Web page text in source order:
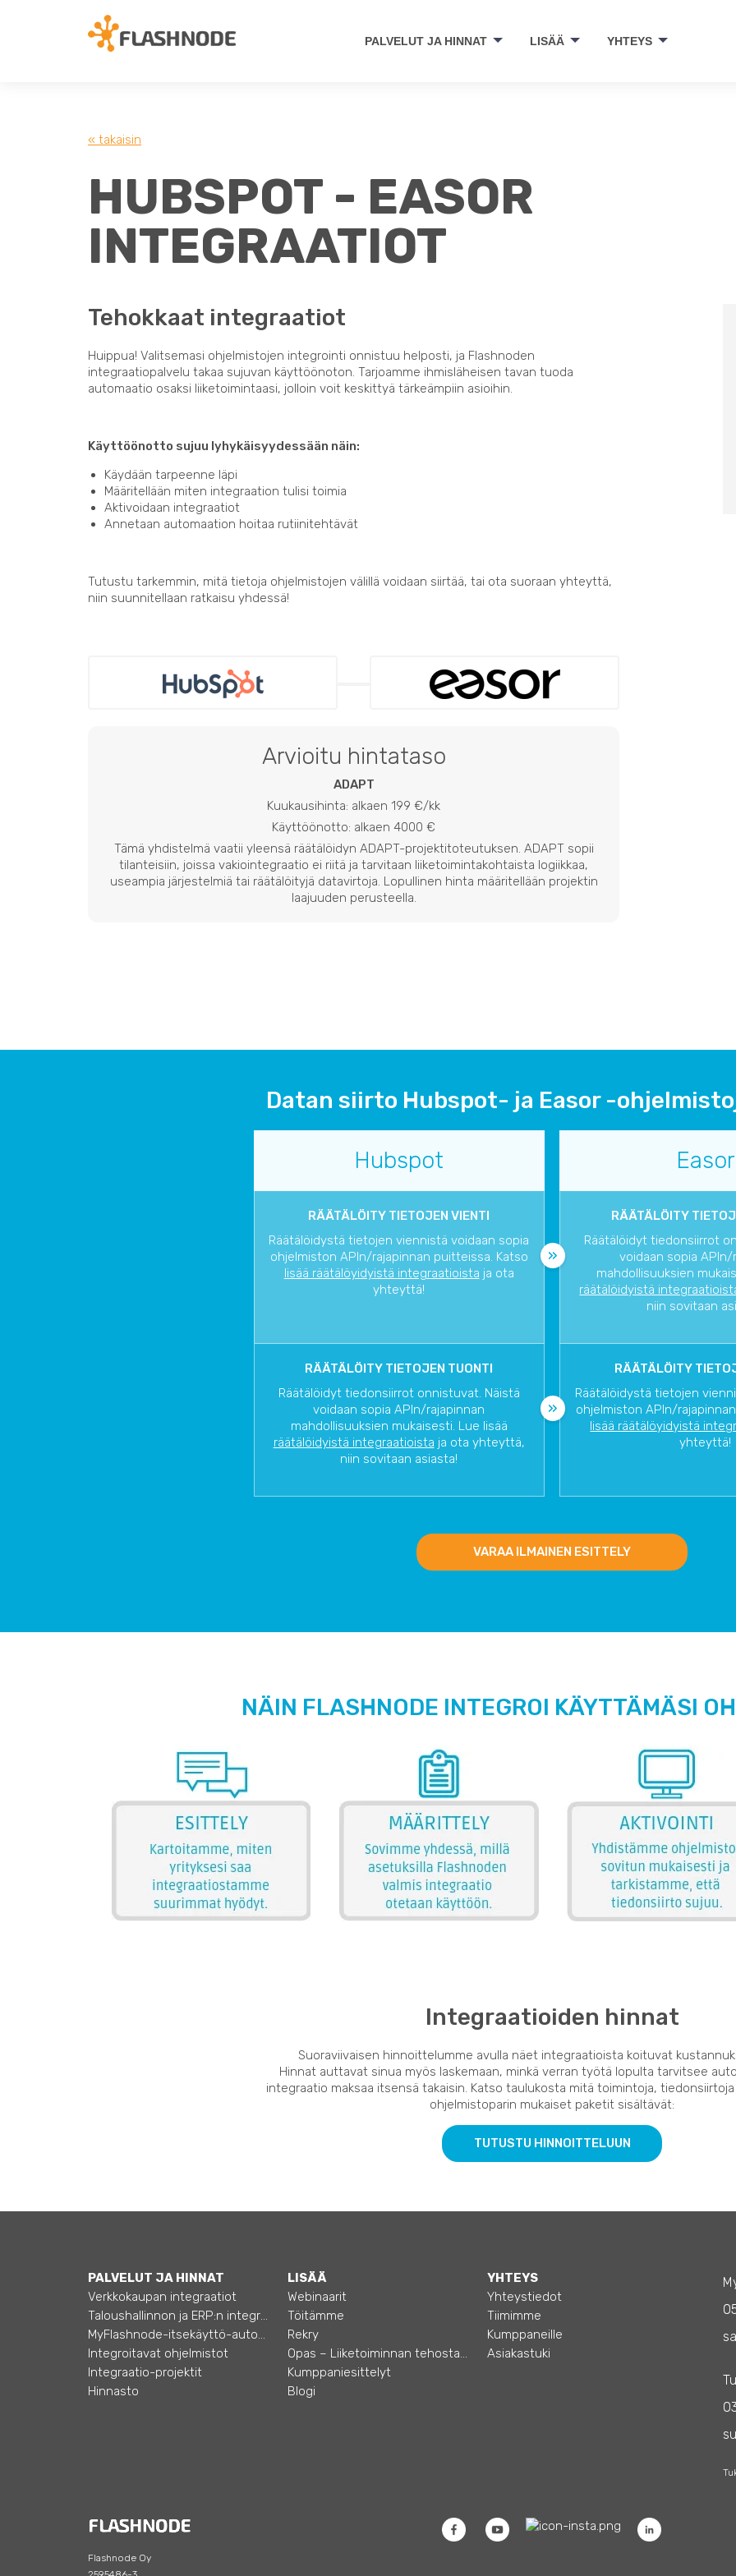
PALVELUT JA HINNAT LISÄÄ YHTEYS
« takaisin
HUBSPOT - EASOR
INTEGRAATIOT
Tehokkaat integraatiot
Huippua! Valitsemasi ohjelmistojen integrointi onnistuu helposti, ja Flashnoden
integraatiopalvelu takaa sujuvan käyttöönoton. Tarjoamme ihmisläheisen tavan tuoda
automaatio osaksi liiketoimintaasi, jolloin voit keskittyä tärkeämpiin asioihin.
Käyttöönotto sujuu lyhykäisyydessään näin:
Käydään tarpeenne läpi
Määritellään miten integraation tulisi toimia
Aktivoidaan integraatiot
Annetaan automaation hoitaa rutiinitehtävät
Tutustu tarkemmin, mitä tietoja ohjelmistojen välillä voidaan siirtää, tai ota suoraan yhteyttä,
niin suunnitellaan ratkaisu yhdessä!
Arvioitu hintataso
ADAPT
Kuukausihinta: alkaen 199 €/kk
Käyttöönotto: alkaen 4000 €
Tämä yhdistelmä vaatii yleensä räätälöidyn ADAPT-projektitoteutuksen. ADAPT sopii
tilanteisiin, joissa vakiointegraatio ei riitä ja tarvitaan liiketoimintakohtaista logiikkaa,
useampia järjestelmiä tai räätälöityjä datavirtoja. Lopullinen hinta määritellään projektin
laajuuden perusteella.
Datan siirto Hubspot- ja Easor -
Hubspot Easor
RÄÄTÄLÖITY TIETOJEN VIENTI
Räätälöidystä tietojen viennistä voidaan sopia
ohjelmiston APIn/rajapinnan puitteissa. Katso
lisää räätälöyidyistä integraatioista ja ota
yhteyttä!
RÄÄTÄLÖITY
Räätälöidyt tiedonsiirrot
voidaan sopia APIn/
mahdollisuuksien
räätälöidyistä
niin sovitaan
RÄÄTÄLÖITY TIETOJEN TUONTI
Räätälöidyt tiedonsiirrot onnistuvat. Näistä
voidaan sopia APIn/rajapinnan
mahdollisuuksien mukaisesti. Lue lisää
räätälöidyistä integraatioista ja ota yhteyttä,
niin sovitaan asiasta!
RÄÄTÄLÖITY
Räätälöidystä tietojen
ohjelmiston APIn/
lisää räätälöyidyistä
yhteyttä!
VARAA ILMAINEN ESITTELY
NÄIN FLASHNODE INTEGROI KÄYTTÄMÄSI
Integraatioiden hinnat
Suoraviivaisen hinnoittelumme avulla näet integraatioista koituvat
Hinnat auttavat sinua myös laskemaan, minkä verran työtä lopulta tarvitsee
integraatio maksaa itsensä takaisin. Katso taulukosta mitä toimintoja,
ohjelmistoparin mukaiset paketit sisältävät:
TUTUSTU HINNOITTELUUN
PALVELUT JA HINNAT
Verkkokaupan integraatiot
Taloushallinnon ja ERP:n integraatiot
MyFlashnode-itsekäyttö-automaatio
Integroitavat ohjelmistot
Integraatio-projektit
Hinnasto
LISÄÄ
Webinaarit
Töitämme
Rekry
Opas – Liiketoiminnan tehostamiseen
Kumppaniesittelyt
Blogi
YHTEYS
Yhteystiedot
Tiimimme
Kumppaneille
Asiakastuki
Flashnode Oy